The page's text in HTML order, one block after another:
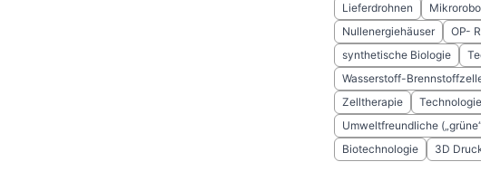
Lieferdrohnen
Nullenergiehäuser
OP-
synthetische Biologie
Wasserstoff-
Zelltherapie
Umweltfreundliche
Biotechnologie
3D